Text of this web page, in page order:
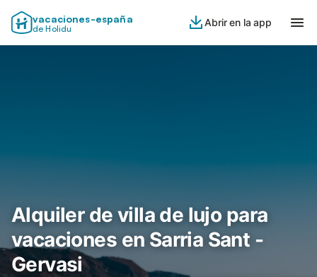
vacaciones-españa
de Holidu
Abrir en la app
Alquiler de villa de lujo para
vacaciones en Sarria Sant -
Gervasi